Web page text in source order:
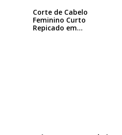
Corte de Cabelo
Feminino Curto
Repicado em